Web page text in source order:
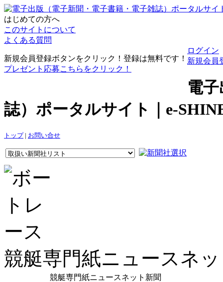
はじめての方へ
このサイトについて
よくある質問
新規会員登録ボタンをクリック！登録は無料です！
プレゼント応募こちらをクリック！
ログイン
新規会員
電
誌）ポータルサイト｜e-
トップ| お問い合せ
競艇専門紙ニュースネ
競艇専門紙ニュースネット新聞